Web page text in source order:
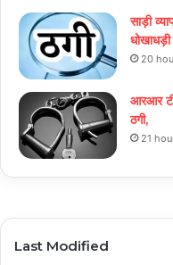
साड़ी
धोखाधड़ी
20
आरआर
ठगी,
21
Last Modified